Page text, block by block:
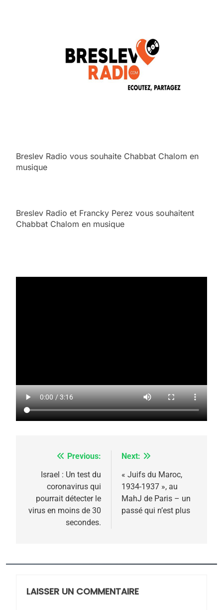
Breslev Radio vous souhaite Chabbat Chalom en
musique
Breslev Radio et Francky Perez vous souhaitent
Chabbat Chalom en musique
Navigation
l’article
Previous:
Israel : Un test du
coronavirus qui
pourrait détecter le
virus en moins de 30
secondes.
Next:
« Juifs du Maroc,
1934-1937 », au
MahJ de Paris – un
passé qui n’est plus
LAISSER UN COMMENTAIRE
5
2025, l’année la plus
meurtrière selon le
l’antisémitisme
FIÈRE, DIGNE ET RÉSILIENTE :
POURQUOI JE REVENDIQUE
MA JUDAÏTE par Thérèse
Zrihen-Dvir
ISRAÉL JUDAISME
JUDAISME
8